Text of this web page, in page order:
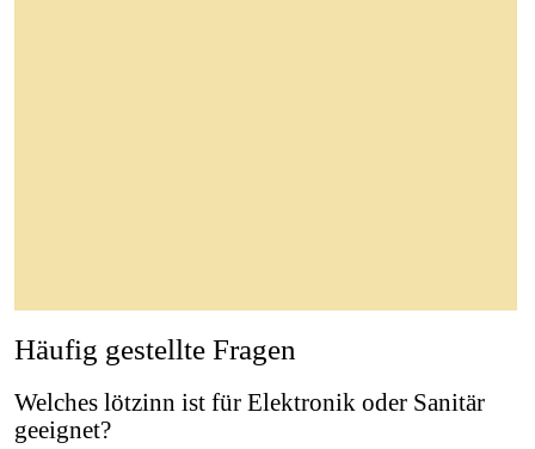
Häufig gestellte Fragen
Welches lötzinn ist für Elektronik oder Sanitär
geeignet?